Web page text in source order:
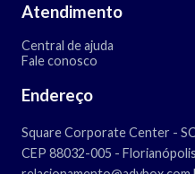
Atendimento
Central de ajuda
Fale conosco
Endereço
Square Corporate Center -
CEP 88032-005 -